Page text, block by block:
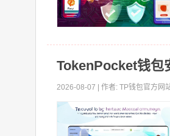
TokenPocket钱包
2026-08-07 | 作者: TP钱包官方网站